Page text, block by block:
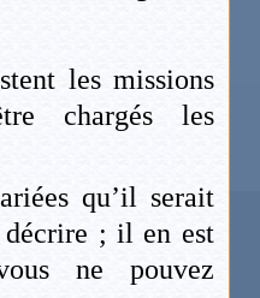
les missions
chargés les
qu’il serait
décrire ; il en est
ne pouvez